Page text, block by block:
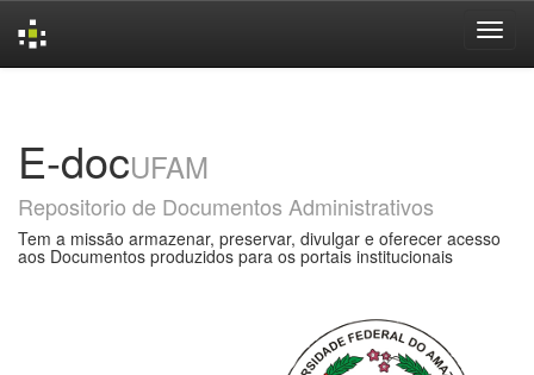
E-docUFAM
Repositorio de Documentos Administrativos
Tem a missão armazenar, preservar, divulgar e oferecer acesso
aos Documentos produzidos para os portais institucionais